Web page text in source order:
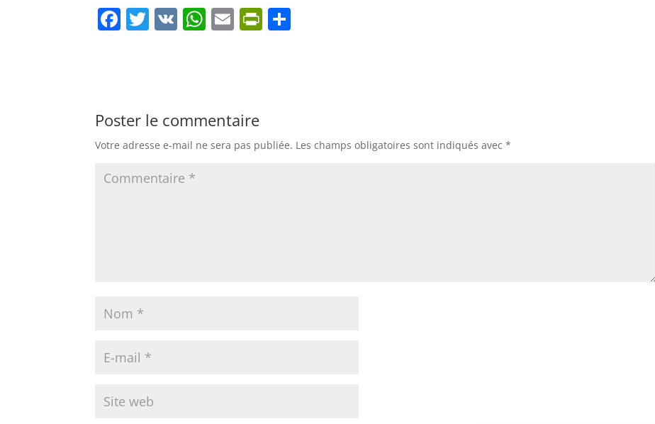
F
b
o
o
k
T V W
A
p
p
E Pr
dl
Poster le commentaire
Votre adresse e-mail ne sera pas publiée. Les champs obligatoires sont indiqués avec*